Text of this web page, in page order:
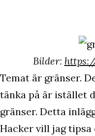
Bilder:
Temat är gränser.
tänka på är istället
gränser. Detta
Hacker vill jag tipsa